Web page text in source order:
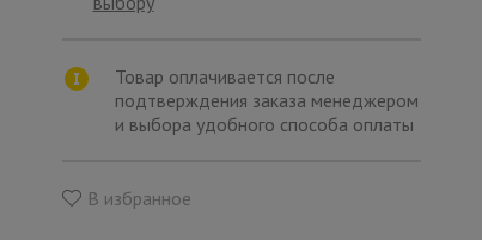
Товар оплачивается после
подтверждения заказа менеджером
и выбора удобного способа оплаты
В избранное